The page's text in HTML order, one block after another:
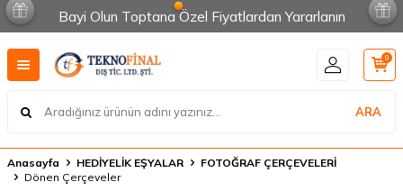
Bayi Olun Toptana Özel Fiyatlardan Yararlanın
ARA
0
Anasayfa HEDİYELİK EŞYALAR
FOTOĞRAF ÇERÇEVELERİ
Dönen Çerçeveler